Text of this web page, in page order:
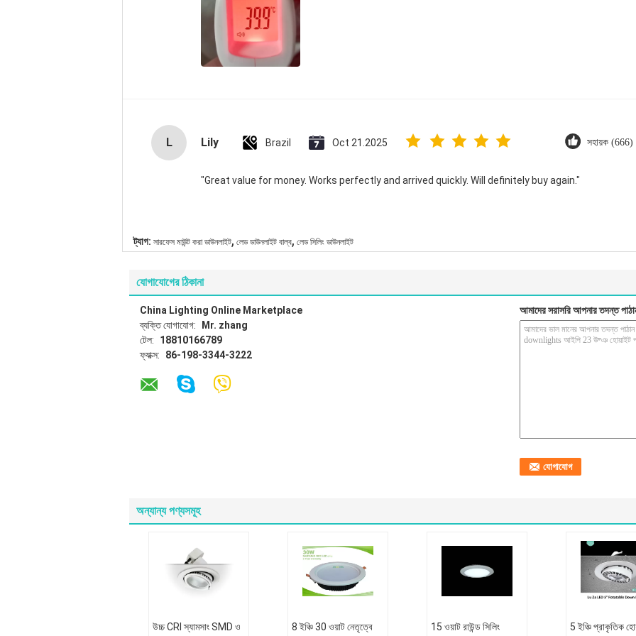
L Lily Brazil Oct 21.2025 সহায়ক (666)
"Great value for money. Works perfectly and arrived quickly. Will definitely buy again."
ট্যাগ: সারফেস মাউন্ট করা ডাউনলাইট, লেড ডাউনলাইট বাল্ব, লেড সিলিং ডাউনলাইট
যোগাযোগের ঠিকানা
China Lighting Online Marketplace
ব্যক্তি যোগাযোগ:
Mr. zhang
টেল:
18810166789
ফ্যাক্স:
86-198-3344-3222
আমাদের সরাসরি আপনার তদন্ত
অন্যান্য পণ্যসমূহ
উচ্চ CRI স্যামসাং SMD ও 8 ইঞ্চি 30 ওয়াট নেতৃত্বে 15 ওয়াট রাউন্ড সিলিং 5 ইঞ্চি প্রাকৃতিক